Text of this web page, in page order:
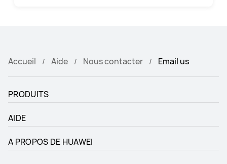
Accueil Aide Nous contacter Email us
PRODUITS
AIDE
A PROPOS DE HUAWEI